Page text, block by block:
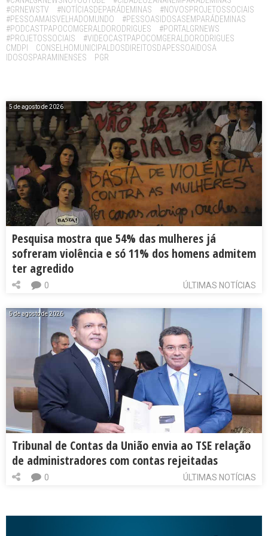
#GRNEWSTV
#NOTÍCIASDEPARÁDEMINAS
#NOVOSPROJETOSSOCIAIS
#PESSOAMAISVELHADOMUNDO
#PESSOASIDOSASEMPARÁDEMINAS
#PODCASTPAPOCOMGERALDORODRIGUES
#PORTALGRNEWS
#PROJETOSSOCIAIS
#VIDEOCASTPAPOCOMGERALDORODRIGUES
CMDPI
CONSELHOMUNICIPALDOSDIREITOSDAPESSOAIDOSA
IDOSOSPARAMINENSES
PGR
5 de agosto de 2026
Pesquisa mostra que 54% das mulheres já
sofreram violência e só 11% dos homens admitem
ter agredido
ÚLTIMAS NOTÍCIAS
0
5 de agosto de 2026
Tribunal de Contas da União envia ao TSE relação
de administradores com contas rejeitadas
ÚLTIMAS NOTÍCIAS
0